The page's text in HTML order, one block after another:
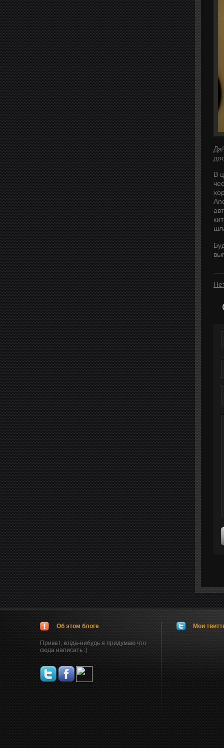
В
Об этом блоге
Привет, когда-нибудь я придумаю что
сюда написать :)
Мои